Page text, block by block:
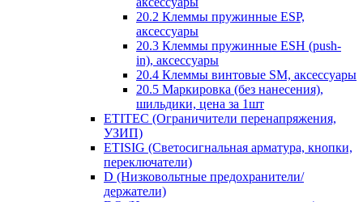
20.2 Клеммы пружинные ESP,
аксессуары
20.3 Клеммы пружинные ESH (push-
in), аксессуары
20.4 Клеммы винтовые SM, аксессуары
20.5 Маркировка (без нанесения),
шильдики, цена за 1шт
ETITEC (Ограничители перенапряжения,
УЗИП)
ETISIG (Светосигнальная арматура, кнопки,
переключатели)
D (Низковольтные предохранители/
держатели)